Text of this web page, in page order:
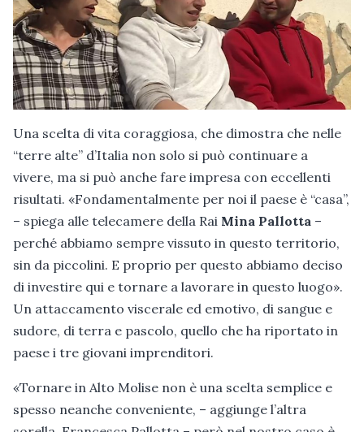
Una scelta di vita coraggiosa, che dimostra che nelle
“terre alte” d’Italia non solo si può continuare a
vivere, ma si può anche fare impresa con eccellenti
risultati. «Fondamentalmente per noi il paese è “casa”,
– spiega alle telecamere della Rai Mina Pallotta –
perché abbiamo sempre vissuto in questo territorio,
sin da piccolini. E proprio per questo abbiamo deciso
di investire qui e tornare a lavorare in questo luogo».
Un attaccamento viscerale ed emotivo, di sangue e
sudore, di terra e pascolo, quello che ha riportato in
paese i tre giovani imprenditori.
«Tornare in Alto Molise non è una scelta semplice e
spesso neanche conveniente, – aggiunge l’altra